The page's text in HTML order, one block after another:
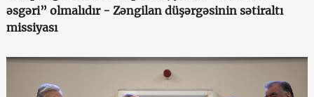
əsgəri” olmalıdır - Zəngilan düşərgəsinin sətiraltı
missiyası